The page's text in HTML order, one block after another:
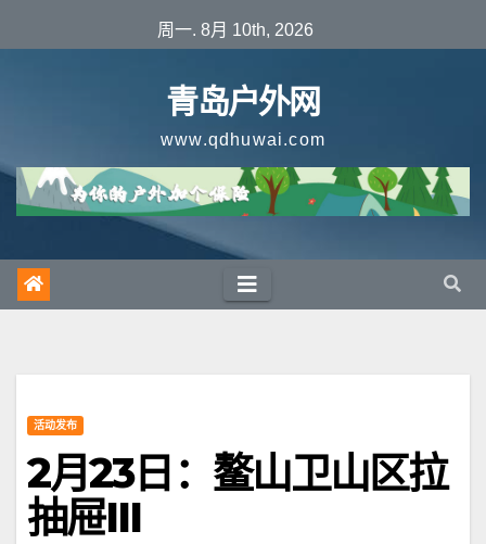
至
周一. 8月 10th, 2026
青岛户外网
www.qdhuwai.com
活动发布
2月23日：鳌山卫山区拉
抽屉III